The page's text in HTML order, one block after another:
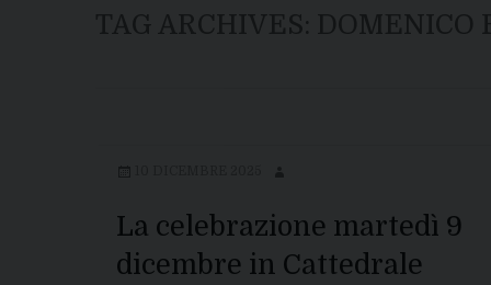
La celebrazione martedì 9
dicembre in Cattedrale